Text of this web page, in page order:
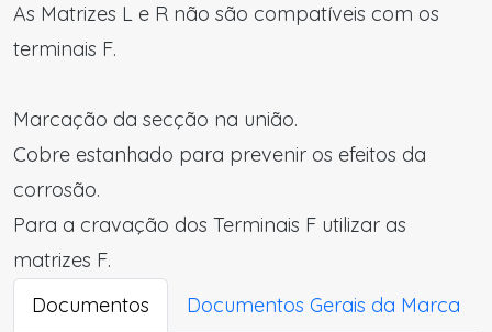
As Matrizes L e R não são compatíveis com os
terminais F.
Marcação da secção na união.
Cobre estanhado para prevenir os efeitos da
corrosão.
Para a cravação dos Terminais F utilizar as
matrizes F.
Documentos
Documentos Gerais da Marca